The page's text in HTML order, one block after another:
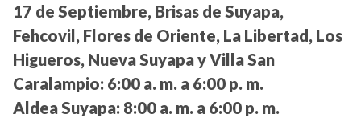
17 de Septiembre, Brisas de Suyapa,
Fehcovil, Flores de Oriente, La Libertad, Los
Higueros, Nueva Suyapa y Villa San
Caralampio: 6:00 a. m. a 6:00 p. m.
Aldea Suyapa: 8:00 a. m. a 6:00 p. m.